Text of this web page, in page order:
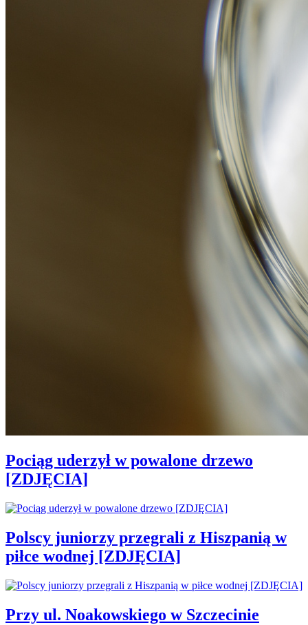
Pociąg uderzył w powalone drzewo
[ZDJĘCIA]
Polscy juniorzy przegrali z Hiszpanią w
piłce wodnej [ZDJĘCIA]
Przy ul. Noakowskiego w Szczecinie